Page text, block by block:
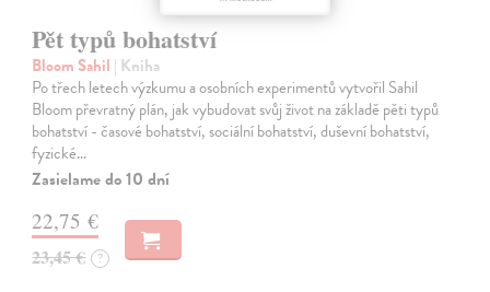
Pět typů bohatství
Bloom Sahil | Kniha
Po třech letech výzkumu a osobních experimentů vytvořil Sahil
Bloom převratný plán, jak vybudovat svůj život na základě pěti typů
bohatství - časové bohatství, sociální bohatství, duševní bohatství,
fyzické…
Zasielame do 10 dní
22,75 €
23,45 € ?